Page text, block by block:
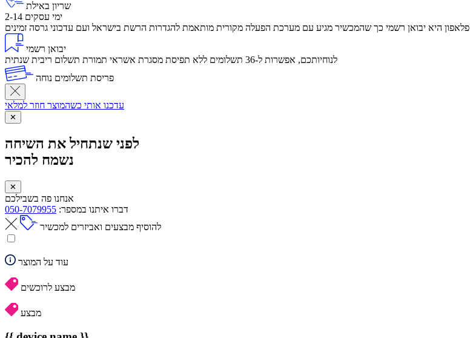
שריון באילת
2-14 ימי עסקים
פלאפון היא יבואן רשמי כך שהמכשיר מגיע עם מערכת הפעלה מקורית מותאמת להגדרות הרשת בישראל ועם עדכוני גרסה זמינים
יבואן רשמי
לנוחיותכם, אפשרות ל-36 תשלומים ללא תפיסת מסגרת אשראי תמורת תשלום ריבית שנתית
פריסת תשלומים נוחה
עדכנו אותי כשהמוצר חוזר למלאי
✕
לפני שנתחיל את השיחה
נשמח להכיר
✕
אנחנו פה בשבילכם
דברו איתנו במספר: 050-7079955
להוסיף מבצעים ואביזרים למכשיר
עוד על המוצר
מבצע לרוכשים
מבצע